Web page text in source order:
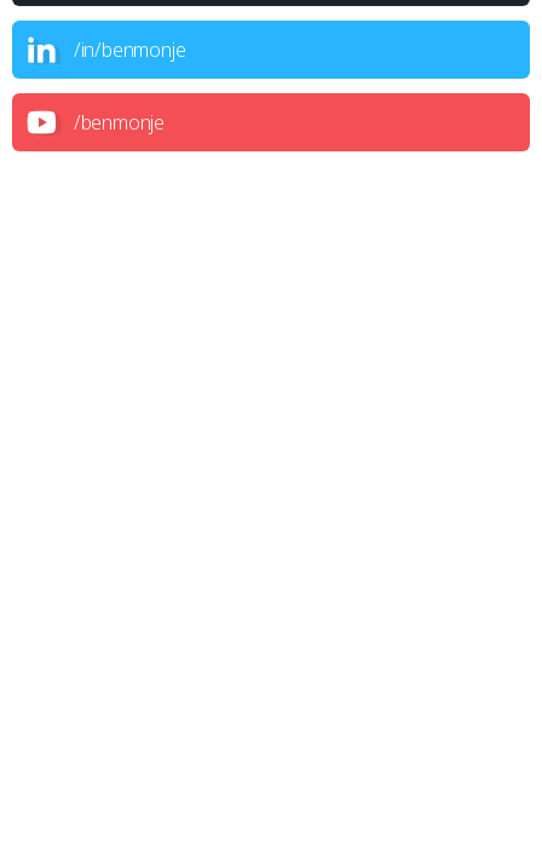
/in/benmonje
/benmonje